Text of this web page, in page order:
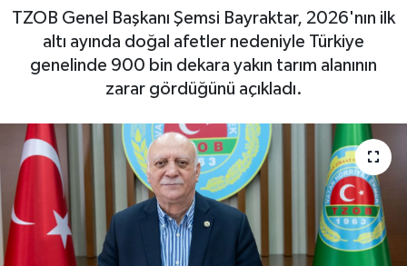
TZOB Genel Başkanı Şemsi Bayraktar, 2026'nın ilk
altı ayında doğal afetler nedeniyle Türkiye
genelinde 900 bin dekara yakın tarım alanının
zarar gördüğünü açıkladı.